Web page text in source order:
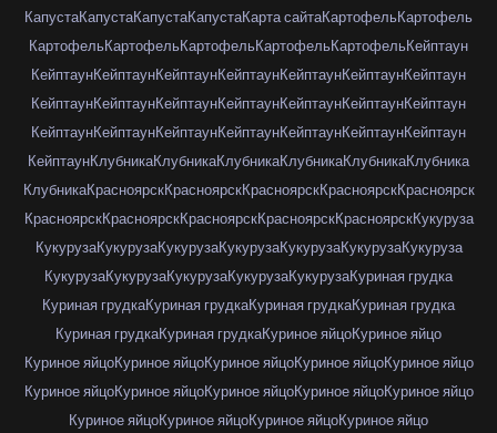
КапустаКапустаКапустаКапустаКарта сайтаКартофельКартофель
КартофельКартофельКартофельКартофельКартофельКейптаун
КейптаунКейптаунКейптаунКейптаунКейптаунКейптаунКейптаун
КейптаунКейптаунКейптаунКейптаунКейптаунКейптаунКейптаун
КейптаунКейптаунКейптаунКейптаунКейптаунКейптаунКейптаун
КейптаунКлубникаКлубникаКлубникаКлубникаКлубникаКлубника
КлубникаКрасноярскКрасноярскКрасноярскКрасноярскКрасноярск
КрасноярскКрасноярскКрасноярскКрасноярскКрасноярскКукуруза
КукурузаКукурузаКукурузаКукурузаКукурузаКукурузаКукуруза
КукурузаКукурузаКукурузаКукурузаКукурузаКуриная грудка
Куриная грудкаКуриная грудкаКуриная грудкаКуриная грудка
Куриная грудкаКуриная грудкаКуриное яйцоКуриное яйцо
Куриное яйцоКуриное яйцоКуриное яйцоКуриное яйцоКуриное яйцо
Куриное яйцоКуриное яйцоКуриное яйцоКуриное яйцоКуриное яйцо
Куриное яйцоКуриное яйцоКуриное яйцоКуриное яйцо